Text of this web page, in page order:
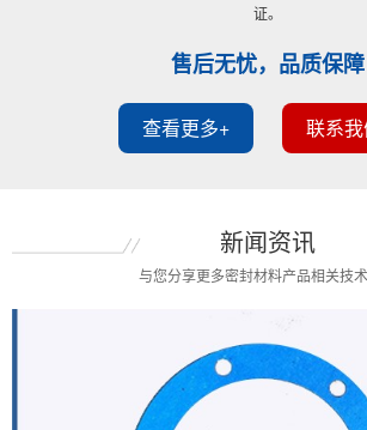
证。
售后无忧，品质保障
查看更多+ 联系
新闻资讯
与您分享更多密封材料产品相关技